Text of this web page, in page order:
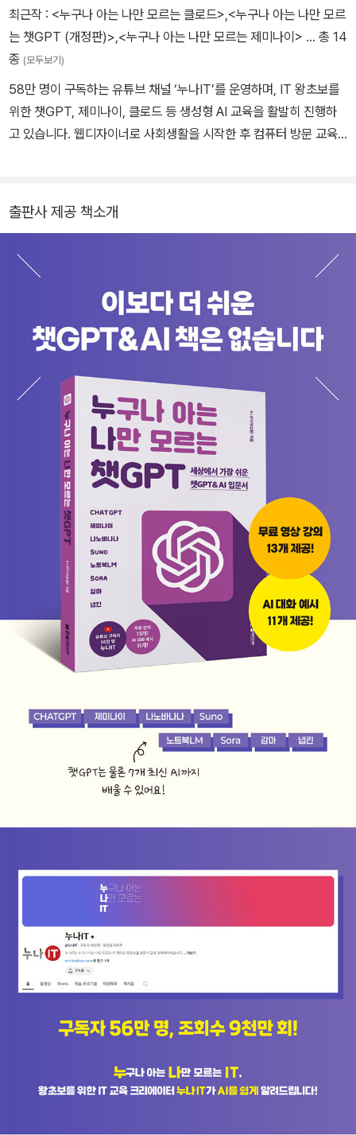
최근작 : <누구나 아는 나만 모르는 클로드> <누구나 아는 나만 모르
는 챗GPT (개정판)> <누구나 아는 나만 모르는 제미나이> … 총 14
종 (모두보기)
58만 명이 구독하는 유튜브 채널 ‘누나IT’를 운영하며, IT 왕초보를
위한 챗GPT, 제미나이, 클로드 등 생성형 AI 교육을 활발히 진행하
고 있습니다. 웹디자이너로 사회생활을 시작한 후 컴퓨터 방문 교육
을 바탕으로 강의 활동을 이어왔습니다. 현재는 AI 시대에 IT 취약 계
과 콘텐츠 개발에 힘쓰고 있습니다. 저서로는 《누구나 아는 나만 모르
는 챗GPT》, 《누구나 아는 나만 모르는 제미나이》, 《누구나 아는 나
만 모르는 엑셀》, 《누구나 아는 나만 모르는 IT 이성원 강사의 3분 엑
셀》 등이 있습니다. 유튜브 | www.youtube.com/@누나IT
출판사 제공 책소개